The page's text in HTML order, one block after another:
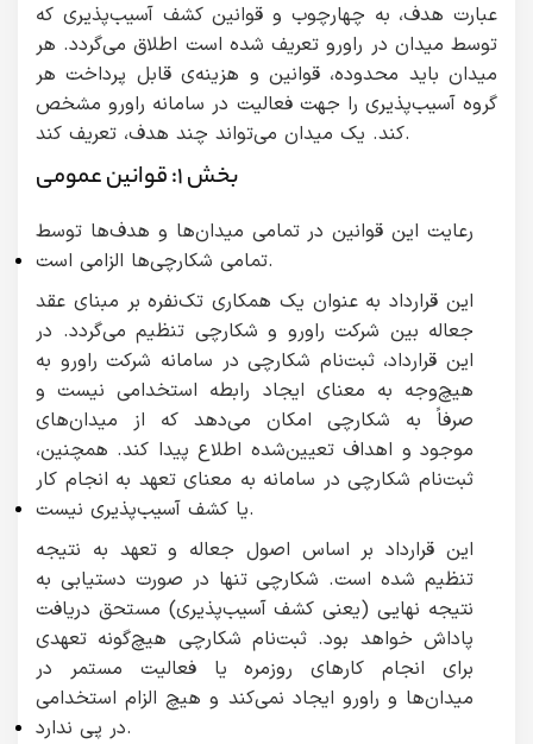
عبارت هدف، به چهارچوب و قوانین کشف آسیب‌‌پذیری که
توسط میدان در راورو تعریف شده است اطلاق می‌گردد. هر
میدان باید محدوده‌، قوانین و هزینه‌ی قابل پرداخت هر
گروه آسیب‌پذیری‌ را جهت فعالیت در سامانه راورو مشخص
کند. یک میدان می‌تواند چند هدف، تعریف کند.
بخش ۱: قوانین عمومی
رعایت این قوانین در تمامی میدان‌ها و هدف‌ها توسط
تمامی شکارچی‌ها الزامی است.
این قرارداد به عنوان یک همکاری تک‌نفره بر مبنای عقد
جعاله بین شرکت راورو و شکارچی تنظیم می‌گردد. در
این قرارداد، ثبت‌نام شکارچی در سامانه شرکت راورو به
هیچ‌وجه به معنای ایجاد رابطه استخدامی نیست و
صرفاً به شکارچی امکان می‌دهد که از میدان‌های
موجود و اهداف تعیین‌شده اطلاع پیدا کند. همچنین،
ثبت‌نام شکارچی در سامانه به معنای تعهد به انجام کار
یا کشف آسیب‌پذیری نیست.
این قرارداد بر اساس اصول جعاله و تعهد به نتیجه
تنظیم شده است. شکارچی تنها در صورت دستیابی به
نتیجه نهایی (یعنی کشف آسیب‌پذیری) مستحق دریافت
پاداش خواهد بود. ثبت‌نام شکارچی هیچ‌گونه تعهدی
برای انجام کارهای روزمره یا فعالیت مستمر در
میدان‌ها و راورو ایجاد نمی‌کند و هیچ الزام استخدامی
در پی ندارد.